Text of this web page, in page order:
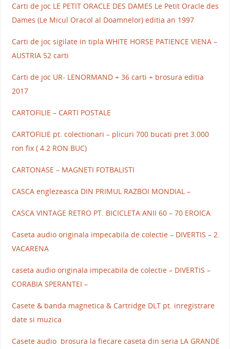
Carti de joc LE PETIT ORACLE DES DAMES Le Petit Oracle des
Dames (Le Micul Oracol al Doamnelor) editia an 1997
Carti de joc sigilate in tipla WHITE HORSE PATIENCE VIENA –
AUSTRIA 52 carti
Carti de joc UR- LENORMAND + 36 carti + brosura editia
2017
CARTOFILIE – CARTI POSTALE
CARTOFILIE pt. colectionari – plicuri 700 bucati pret 3.000
ron fix ( 4.2 RON BUC)
CARTONASE – MAGNETI FOTBALISTI
CASCA englezeasca DIN PRIMUL RAZBOI MONDIAL –
CASCA VINTAGE RETRO PT. BICICLETA ANII 60 – 70 EROICA
Caseta audio originala impecabila de colectie – DIVERTIS – 2.
VACARENA
caseta audio originala impecabila de colectie – DIVERTIS –
CORABIA SPERANTEI –
Casete & banda magnetica & Cartridge DLT pt. inregistrare
date si muzica
Casete audio brosura la fiecare caseta din seria LA GRANDE